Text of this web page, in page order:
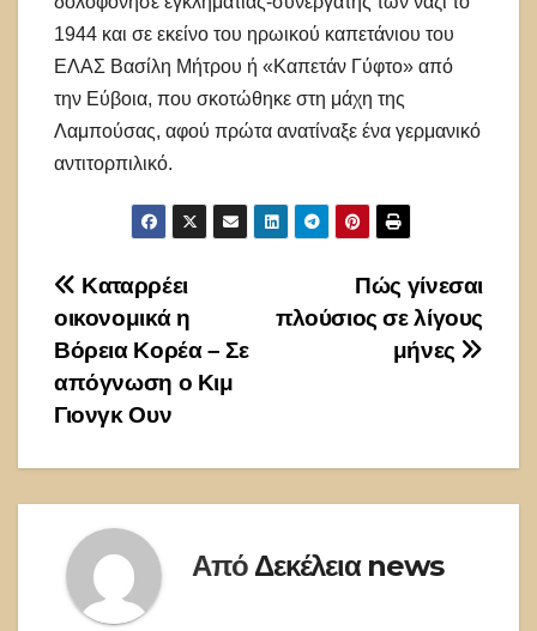
1944 και σε εκείνο του ηρωικού καπετάνιου του
ΕΛΑΣ Βασίλη Μήτρου ή «Καπετάν Γύφτο» από
την Εύβοια, που σκοτώθηκε στη μάχη της
Λαμπούσας, αφού πρώτα ανατίναξε ένα γερμανικό
αντιτορπιλικό.
Πλοήγηση
άρθρων
Πώς γίνεσαι
πλούσιος σε λίγους
μήνες
Καταρρέει
οικονομικά η
Βόρεια Κορέα – Σε
απόγνωση ο Κιμ
Γιονγκ Ουν
Από Δεκέλεια news